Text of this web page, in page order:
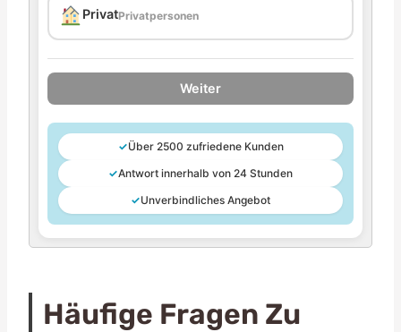
PrivatPrivatpersonen
Weiter
✓Über 2500 zufriedene Kunden
✓Antwort innerhalb von 24 Stunden
✓Unverbindliches Angebot
Häufige Fragen Zu